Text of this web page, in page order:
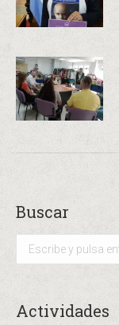
Buscar
Buscar:
Actividades